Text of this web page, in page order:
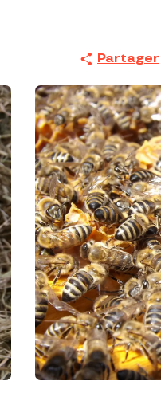
Partager